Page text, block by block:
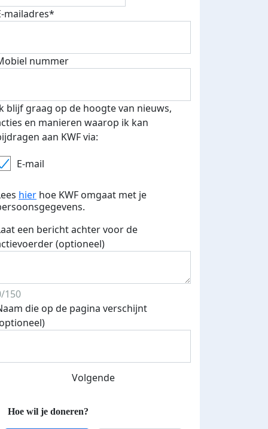
Deel op
mailadres*
nummer
blijf graag op de hoogte van nieuws,
en manieren waarop ik kan
aan KWF via:
E-mail
hier hoe KWF omgaat met je
een bericht achter voor de
(optioneel)
150
die op de pagina verschijnt
Volgende